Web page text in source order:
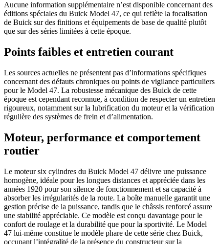
Aucune information supplémentaire n’est disponible concernant des
éditions spéciales du Buick Model 47, ce qui reflète la focalisation
de Buick sur des finitions et équipements de base de qualité plutôt
que sur des séries limitées à cette époque.
Points faibles et entretien courant
Les sources actuelles ne présentent pas d’informations spécifiques
concernant des défauts chroniques ou points de vigilance particuliers
pour le Model 47. La robustesse mécanique des Buick de cette
époque est cependant reconnue, à condition de respecter un entretien
rigoureux, notamment sur la lubrification du moteur et la vérification
régulière des systèmes de frein et d’alimentation.
Moteur, performance et comportement
routier
Le moteur six cylindres du Buick Model 47 délivre une puissance
homogène, idéale pour les longues distances et appréciée dans les
années 1920 pour son silence de fonctionnement et sa capacité à
absorber les irrégularités de la route. La boîte manuelle garantit une
gestion précise de la puissance, tandis que le châssis renforcé assure
une stabilité appréciable. Ce modèle est conçu davantage pour le
confort de roulage et la durabilité que pour la sportivité. Le Model
47 lui-même constitue le modèle phare de cette série chez Buick,
occupant l’intégralité de la présence du constructeur sur la